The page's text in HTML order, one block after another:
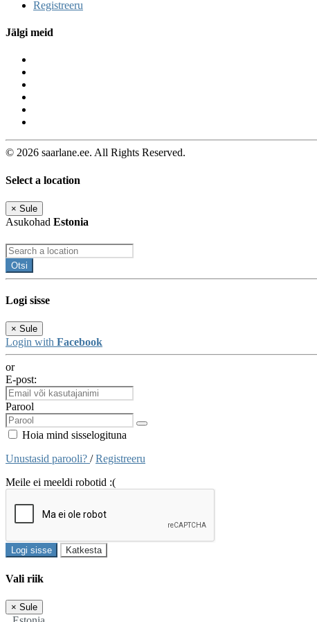
Registreeru
Jälgi meid
© 2026 saarlane.ee. All Rights Reserved.
Select a location
× Sule
Asukohad Estonia
Otsi
Logi sisse
× Sule
Login with Facebook
or
E-post:
Parool
Hoia mind sisselogituna
Unustasid parooli? /Registreeru
Meile ei meeldi robotid :(
Logi sisse Katkesta
Vali riik
× Sule